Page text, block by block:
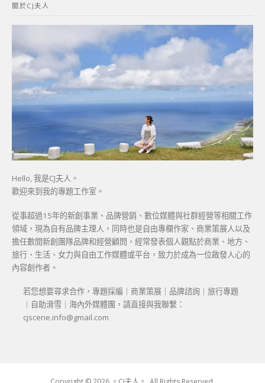
字:
關於CJ夫人
Hello, 我是CJ夫人。
歡迎來到我的專題工作室。
從事超過15年的新創事業、品牌營銷、數位媒體與社群經營等相關工作
領域，現為自有品牌主理人，同時也是自由專欄作家、商業策展人以及
擔任數間新創團隊品牌和經營顧問，經常發表個人觀點於商業、地方、
旅行、生活、女力與自由工作媒體或平台，致力於成為一位啟發人心的
內容創作者。
若您想要尋求合作，專題採編｜商業策展｜品牌諮詢｜旅行專題
｜自助滑雪｜海內外媒體團，請直接與我聯繫：
cjscene.info@gmail.com